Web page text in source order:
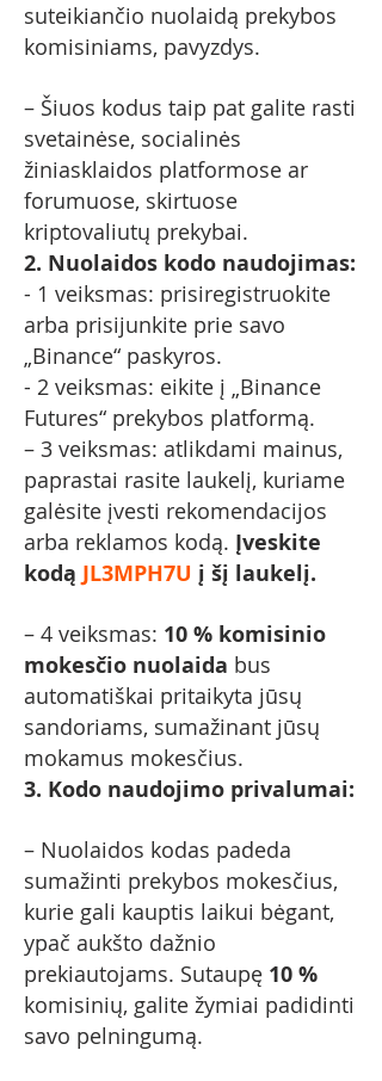
suteikiančio nuolaidą prekybos
komisiniams, pavyzdys.
– Šiuos kodus taip pat galite rasti
svetainėse, socialinės
žiniasklaidos platformose ar
forumuose, skirtuose
kriptovaliutų prekybai.
2. Nuolaidos kodo naudojimas:
- 1 veiksmas: prisiregistruokite
arba prisijunkite prie savo
„Binance“ paskyros.
- 2 veiksmas: eikite į „Binance
Futures“ prekybos platformą.
– 3 veiksmas: atlikdami mainus,
paprastai rasite laukelį, kuriame
galėsite įvesti rekomendacijos
arba reklamos kodą. Įveskite
kodą JL3MPH7U į šį laukelį.
– 4 veiksmas: 10 % komisinio
mokesčio nuolaida bus
automatiškai pritaikyta jūsų
sandoriams, sumažinant jūsų
mokamus mokesčius.
3. Kodo naudojimo privalumai:
– Nuolaidos kodas padeda
sumažinti prekybos mokesčius,
kurie gali kauptis laikui bėgant,
ypač aukšto dažnio
prekiautojams. Sutaupę 10 %
komisinių, galite žymiai padidinti
savo pelningumą.